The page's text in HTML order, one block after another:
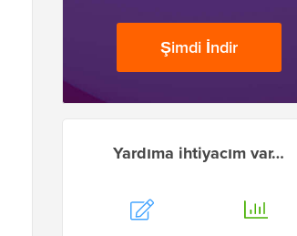
Şimdi İndir
Yardıma ihtiyacım var…